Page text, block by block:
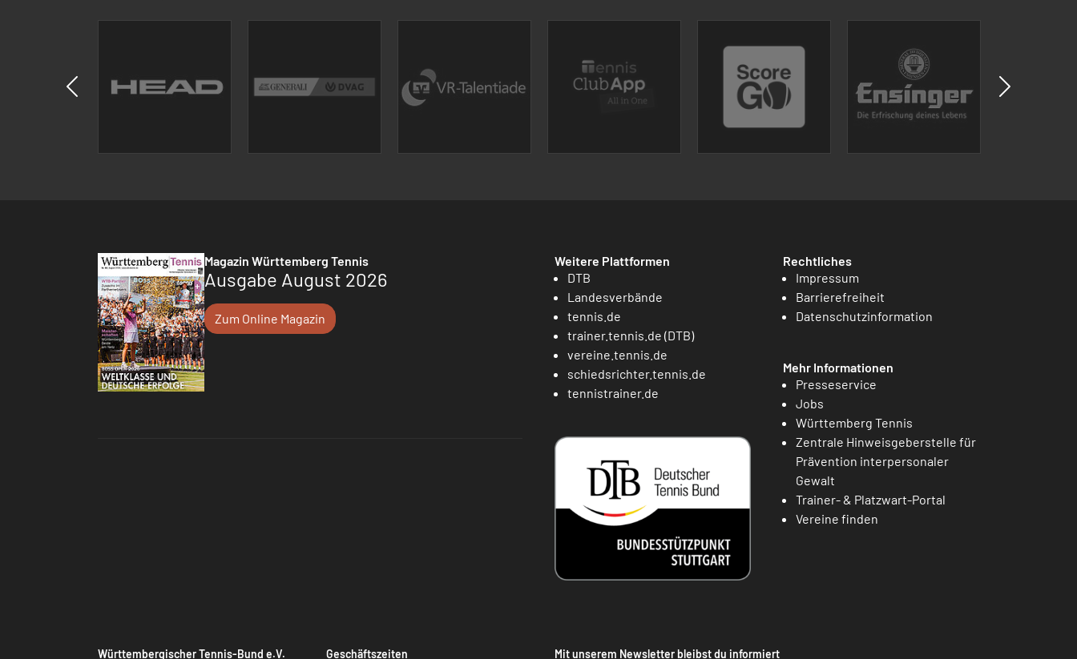
Magazin Württemberg Tennis
Ausgabe August 2026
Zum Online Magazin
Weitere Plattformen
DTB
Landesverbände
tennis.de
trainer.tennis.de (DTB)
vereine.tennis.de
schiedsrichter.tennis.de
tennistrainer.de
Rechtliches
Impressum
Barrierefreiheit
Datenschutzinformation
Mehr Informationen
Presseservice
Jobs
Württemberg Tennis
Zentrale Hinweisgeberstelle für
Prävention interpersonaler
Gewalt
Trainer- & Platzwart-Portal
Vereine finden
Württembergischer Tennis-Bund e.V. Geschäftszeiten Mit unserem Newsletter bleibst du informiert